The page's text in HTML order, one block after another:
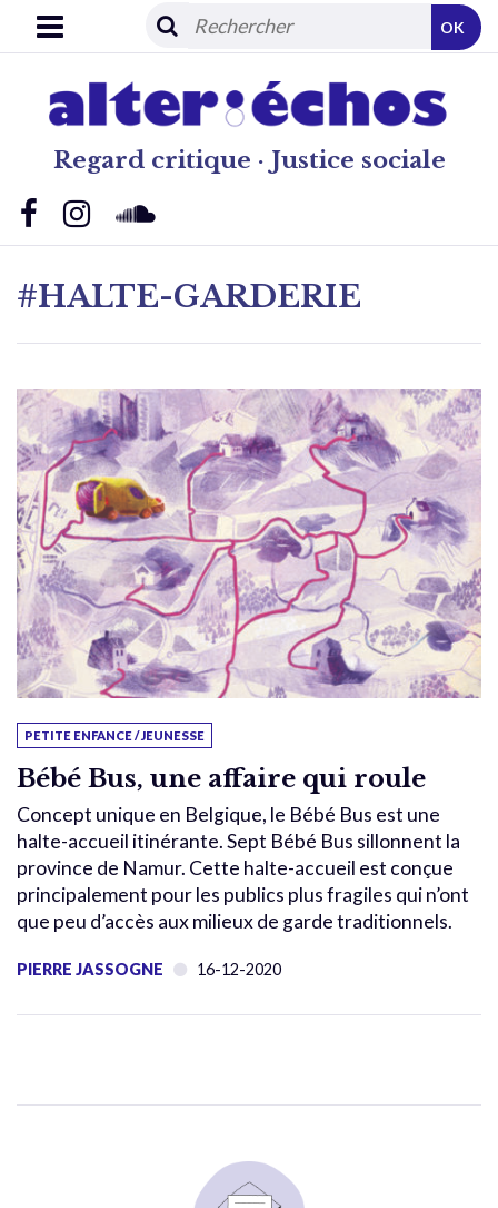
Regard critique · Justice sociale
OK
#HALTE-GARDERIE
PETITE ENFANCE / JEUNESSE
Bébé Bus, une affaire qui roule
Concept unique en Belgique, le Bébé Bus est une
halte-accueil itinérante. Sept Bébé Bus sillonnent la
province de Namur. Cette halte-accueil est conçue
principalement pour les publics plus fragiles qui n’ont
que peu d’accès aux milieux de garde traditionnels.
PIERRE JASSOGNE 16-12-2020